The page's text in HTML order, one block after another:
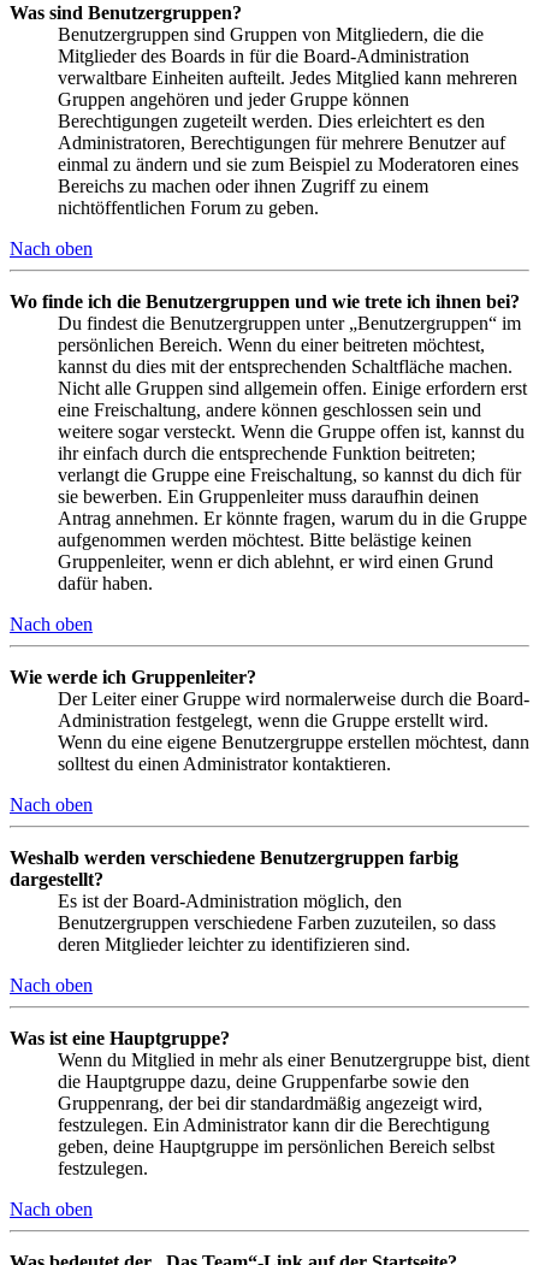
Was sind Benutzergruppen?
Benutzergruppen sind Gruppen von Mitgliedern, die die
Mitglieder des Boards in für die Board-Administration
verwaltbare Einheiten aufteilt. Jedes Mitglied kann mehreren
Gruppen angehören und jeder Gruppe können
Berechtigungen zugeteilt werden. Dies erleichtert es den
Administratoren, Berechtigungen für mehrere Benutzer auf
einmal zu ändern und sie zum Beispiel zu Moderatoren eines
Bereichs zu machen oder ihnen Zugriff zu einem
nichtöffentlichen Forum zu geben.
Nach oben
Wo finde ich die Benutzergruppen und wie trete ich ihnen bei?
Du findest die Benutzergruppen unter „Benutzergruppen“ im
persönlichen Bereich. Wenn du einer beitreten möchtest,
kannst du dies mit der entsprechenden Schaltfläche machen.
Nicht alle Gruppen sind allgemein offen. Einige erfordern erst
eine Freischaltung, andere können geschlossen sein und
weitere sogar versteckt. Wenn die Gruppe offen ist, kannst du
ihr einfach durch die entsprechende Funktion beitreten;
verlangt die Gruppe eine Freischaltung, so kannst du dich für
sie bewerben. Ein Gruppenleiter muss daraufhin deinen
Antrag annehmen. Er könnte fragen, warum du in die Gruppe
aufgenommen werden möchtest. Bitte belästige keinen
Gruppenleiter, wenn er dich ablehnt, er wird einen Grund
dafür haben.
Nach oben
Wie werde ich Gruppenleiter?
Der Leiter einer Gruppe wird normalerweise durch die Board-
Administration festgelegt, wenn die Gruppe erstellt wird.
Wenn du eine eigene Benutzergruppe erstellen möchtest, dann
solltest du einen Administrator kontaktieren.
Nach oben
Weshalb werden verschiedene Benutzergruppen farbig
dargestellt?
Es ist der Board-Administration möglich, den
Benutzergruppen verschiedene Farben zuzuteilen, so dass
deren Mitglieder leichter zu identifizieren sind.
Nach oben
Was ist eine Hauptgruppe?
Wenn du Mitglied in mehr als einer Benutzergruppe bist, dient
die Hauptgruppe dazu, deine Gruppenfarbe sowie den
Gruppenrang, der bei dir standardmäßig angezeigt wird,
festzulegen. Ein Administrator kann dir die Berechtigung
geben, deine Hauptgruppe im persönlichen Bereich selbst
festzulegen.
Nach oben